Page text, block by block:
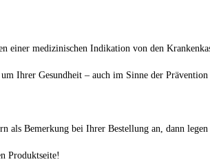
medizinischen Indikation von den
Ihrer Gesundheit – auch im Sinne der
als Bemerkung bei Ihrer Bestellung an, dann
Produktseite!